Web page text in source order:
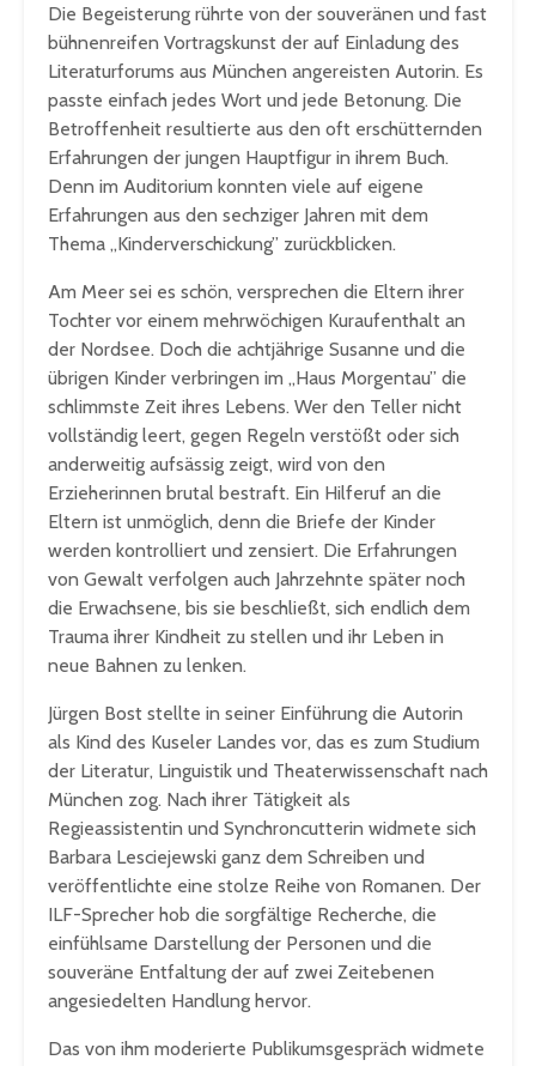
Die Begeisterung rührte von der souveränen und fast
bühnenreifen Vortragskunst der auf Einladung des
Literaturforums aus München angereisten Autorin. Es
passte einfach jedes Wort und jede Betonung. Die
Betroffenheit resultierte aus den oft erschütternden
Erfahrungen der jungen Hauptfigur in ihrem Buch.
Denn im Auditorium konnten viele auf eigene
Erfahrungen aus den sechziger Jahren mit dem
Thema „Kinderverschickung” zurückblicken.
Am Meer sei es schön, versprechen die Eltern ihrer
Tochter vor einem mehrwöchigen Kuraufenthalt an
der Nordsee. Doch die achtjährige Susanne und die
übrigen Kinder verbringen im „Haus Morgentau” die
schlimmste Zeit ihres Lebens. Wer den Teller nicht
vollständig leert, gegen Regeln verstößt oder sich
anderweitig aufsässig zeigt, wird von den
Erzieherinnen brutal bestraft. Ein Hilferuf an die
Eltern ist unmöglich, denn die Briefe der Kinder
werden kontrolliert und zensiert. Die Erfahrungen
von Gewalt verfolgen auch Jahrzehnte später noch
die Erwachsene, bis sie beschließt, sich endlich dem
Trauma ihrer Kindheit zu stellen und ihr Leben in
neue Bahnen zu lenken.
Jürgen Bost stellte in seiner Einführung die Autorin
als Kind des Kuseler Landes vor, das es zum Studium
der Literatur, Linguistik und Theaterwissenschaft nach
München zog. Nach ihrer Tätigkeit als
Regieassistentin und Synchroncutterin widmete sich
Barbara Lesciejewski ganz dem Schreiben und
veröffentlichte eine stolze Reihe von Romanen. Der
ILF-Sprecher hob die sorgfältige Recherche, die
einfühlsame Darstellung der Personen und die
souveräne Entfaltung der auf zwei Zeitebenen
angesiedelten Handlung hervor.
Das von ihm moderierte Publikumsgespräch widmete